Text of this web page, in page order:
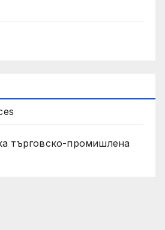
търговско-промишлена